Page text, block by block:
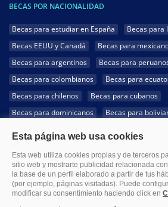
BECAS POR NACIONALIDAD
Becas para estudiar en España
Becas para
Becas EEUU y Canadá
Becas para
Becas para argentinos
Becas para
Becas para colombianos
Becas para
Becas para chilenos
Becas para cubanos
Becas para dominicanos
Becas para
Becas para hondureños
Becas para
Becas para uruguayos
Becas para